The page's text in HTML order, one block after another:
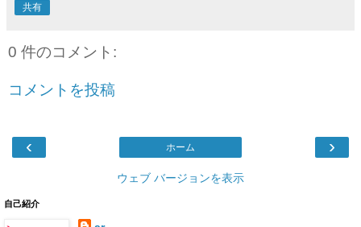
共有
0 件のコメント:
コメントを投稿
‹ ›
ホーム
ウェブ バージョンを表示
自己紹介